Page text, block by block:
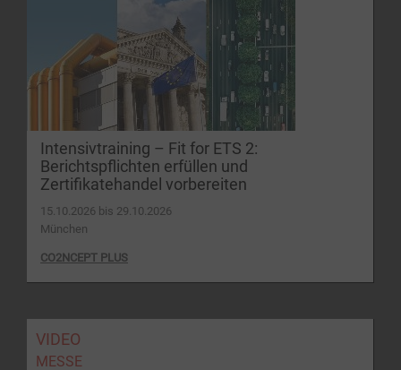
Intensivtraining – Fit for ETS 2:
Berichtspflichten erfüllen und
Zertifikatehandel vorbereiten
15.10.2026 bis 29.10.2026
München
CO2NCEPT PLUS
VIDEO
MESSE